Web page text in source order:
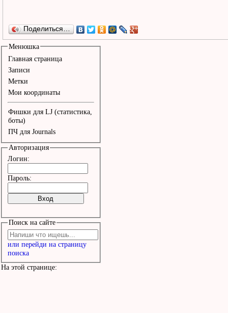
Поделиться…
Менюшка
Главная страница
Записи
Метки
Мои координаты
Фишки для LJ (статистика,
боты)
ПЧ для Journals
Авторизация
Логин:
Пароль:
Поиск на сайте
или перейди на страницу
поиска
На этой странице: